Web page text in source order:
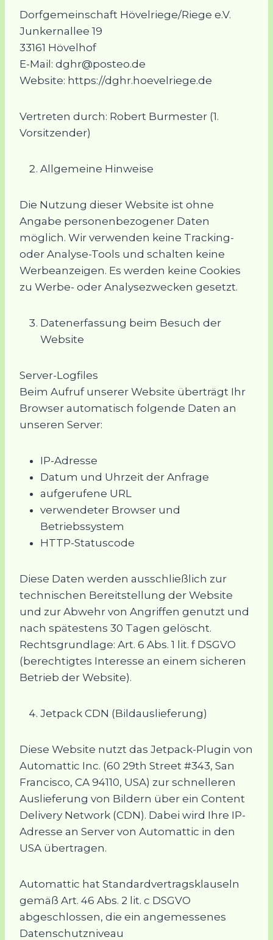
Dorfgemeinschaft Hövelriege/Riege e.V.
Junkernallee 19
33161 Hövelhof
E-Mail: dghr@posteo.de
Website: https://dghr.hoevelriege.de
Vertreten durch: Robert Burmester (1.
Vorsitzender)
Allgemeine Hinweise
Die Nutzung dieser Website ist ohne
Angabe personenbezogener Daten
möglich. Wir verwenden keine Tracking-
oder Analyse-Tools und schalten keine
Werbeanzeigen. Es werden keine Cookies
zu Werbe- oder Analysezwecken gesetzt.
Datenerfassung beim Besuch der
Website
Server-Logfiles
Beim Aufruf unserer Website überträgt Ihr
Browser automatisch folgende Daten an
unseren Server:
IP-Adresse
Datum und Uhrzeit der Anfrage
aufgerufene URL
verwendeter Browser und
Betriebssystem
HTTP-Statuscode
Diese Daten werden ausschließlich zur
technischen Bereitstellung der Website
und zur Abwehr von Angriffen genutzt und
nach spätestens 30 Tagen gelöscht.
Rechtsgrundlage: Art. 6 Abs. 1 lit. f DSGVO
(berechtigtes Interesse an einem sicheren
Betrieb der Website).
Jetpack CDN (Bildauslieferung)
Diese Website nutzt das Jetpack-Plugin von
Automattic Inc. (60 29th Street #343, San
Francisco, CA 94110, USA) zur schnelleren
Auslieferung von Bildern über ein Content
Delivery Network (CDN). Dabei wird Ihre IP-
Adresse an Server von Automattic in den
USA übertragen.
Automattic hat Standardvertragsklauseln
gemäß Art. 46 Abs. 2 lit. c DSGVO
abgeschlossen, die ein angemessenes
Datenschutzniveau